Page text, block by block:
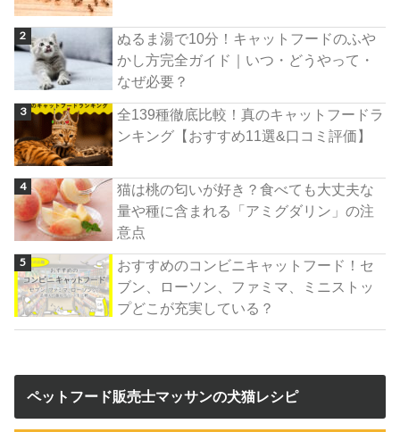
ぬるま湯で10分！キャットフードのふや
かし方完全ガイド｜いつ・どうやって・
なぜ必要？
全139種徹底比較！真のキャットフードラ
ンキング【おすすめ11選&口コミ評価】
猫は桃の匂いが好き？食べても大丈夫な
量や種に含まれる「アミグダリン」の注
意点
おすすめのコンビニキャットフード！セ
ブン、ローソン、ファミマ、ミニストッ
プどこが充実している？
ペットフード販売士マッサンの犬猫レシピ